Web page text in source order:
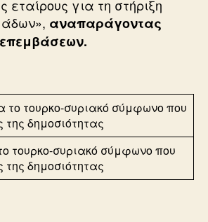
εταίρους για τη στήριξη
αναπαράγοντας
τουρκο-συριακό σύμφωνο που
δημοσιότητας